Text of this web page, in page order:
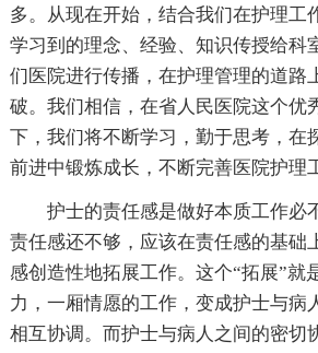
多。从现在开始，结合我们在护理工
学习到的理念、经验、知识传授给科
们医院进行传播，在护理管理的道路
破。我们相信，在省人民医院这个优
下，我们将不断学习，勤于思考，在
前进中锻炼成长，不断完善医院护理
护士的责任感是做好本质工作必
责任感还不够，应该在责任感的基础
感创造性地拓展工作。这个“拓展”就
力，一厢情愿的工作，变成护士与病
相互协调。而护士与病人之间的密切